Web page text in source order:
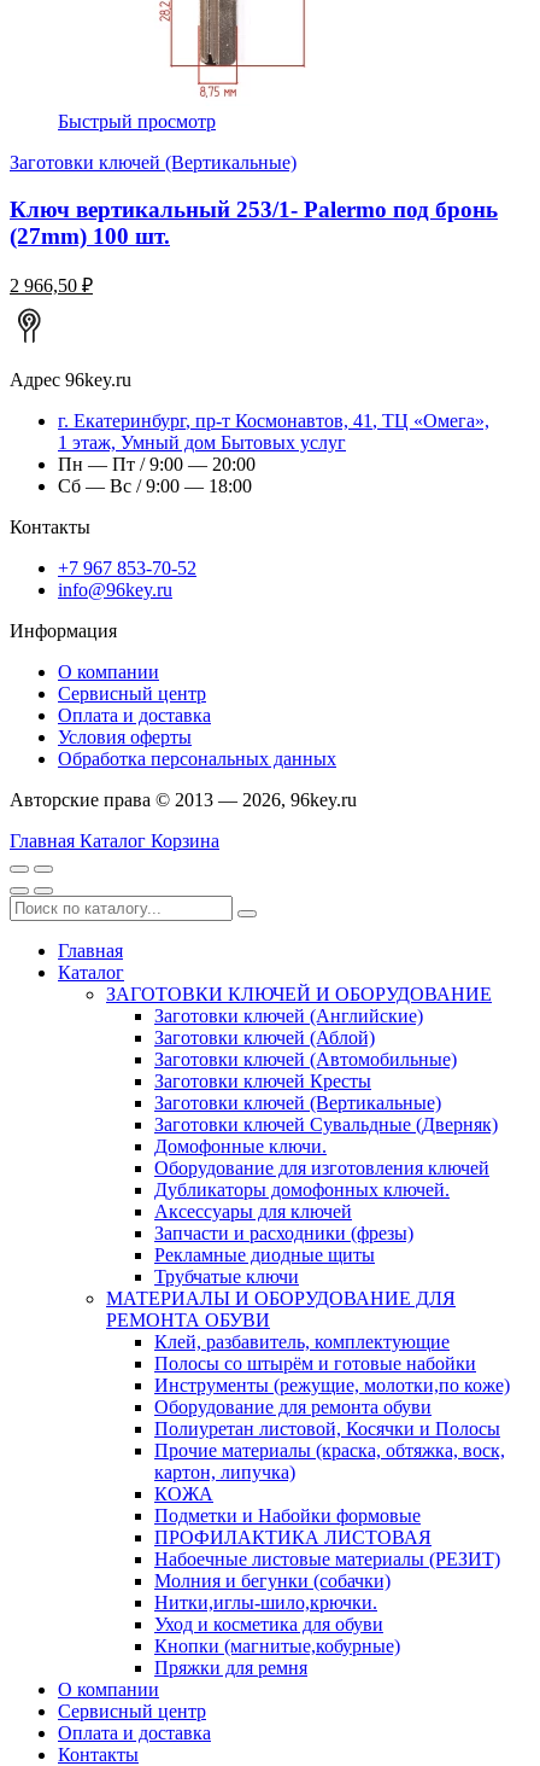
Быстрый просмотр
Заготовки ключей (Вертикальные)
Ключ вертикальный 253/1- Palermo под бронь
(27mm) 100 шт.
2 966,50 ₽
Адрес 96key.ru
г. Екатеринбург, пр-т Космонавтов, 41, ТЦ «Омега»,
1 этаж, Умный дом Бытовых услуг
Пн — Пт / 9:00 — 20:00
Сб — Вс / 9:00 — 18:00
Контакты
+7 967 853-70-52
info@96key.ru
Информация
О компании
Сервисный центр
Оплата и доставка
Условия оферты
Обработка персональных данных
Авторские права © 2013 — 2026, 96key.ru
Главная Каталог Корзина
Главная
Каталог
ЗАГОТОВКИ КЛЮЧЕЙ И ОБОРУДОВАНИЕ
Заготовки ключей (Английские)
Заготовки ключей (Аблой)
Заготовки ключей (Автомобильные)
Заготовки ключей Кресты
Заготовки ключей (Вертикальные)
Заготовки ключей Сувальдные (Дверняк)
Домофонные ключи.
Оборудование для изготовления ключей
Дубликаторы домофонных ключей.
Аксессуары для ключей
Запчасти и расходники (фрезы)
Рекламные диодные щиты
Трубчатые ключи
МАТЕРИАЛЫ И ОБОРУДОВАНИЕ ДЛЯ
РЕМОНТА ОБУВИ
Клей, разбавитель, комплектующие
Полосы со штырём и готовые набойки
Инструменты (режущие, молотки,по коже)
Оборудование для ремонта обуви
Полиуретан листовой, Косячки и Полосы
Прочие материалы (краска, обтяжка, воск,
картон, липучка)
КОЖА
Подметки и Набойки формовые
ПРОФИЛАКТИКА ЛИСТОВАЯ
Набоечные листовые материалы (РЕЗИТ)
Молния и бегунки (собачки)
Нитки,иглы-шило,крючки.
Уход и косметика для обуви
Кнопки (магнитые,кобурные)
Пряжки для ремня
О компании
Сервисный центр
Оплата и доставка
Контакты